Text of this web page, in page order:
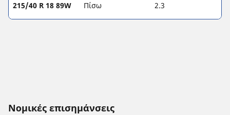
215/40 R 18 89W Πίσω 2.3
Νομικές επισημάνσεις